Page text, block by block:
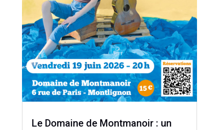
Le Domaine de Montmanoir : un